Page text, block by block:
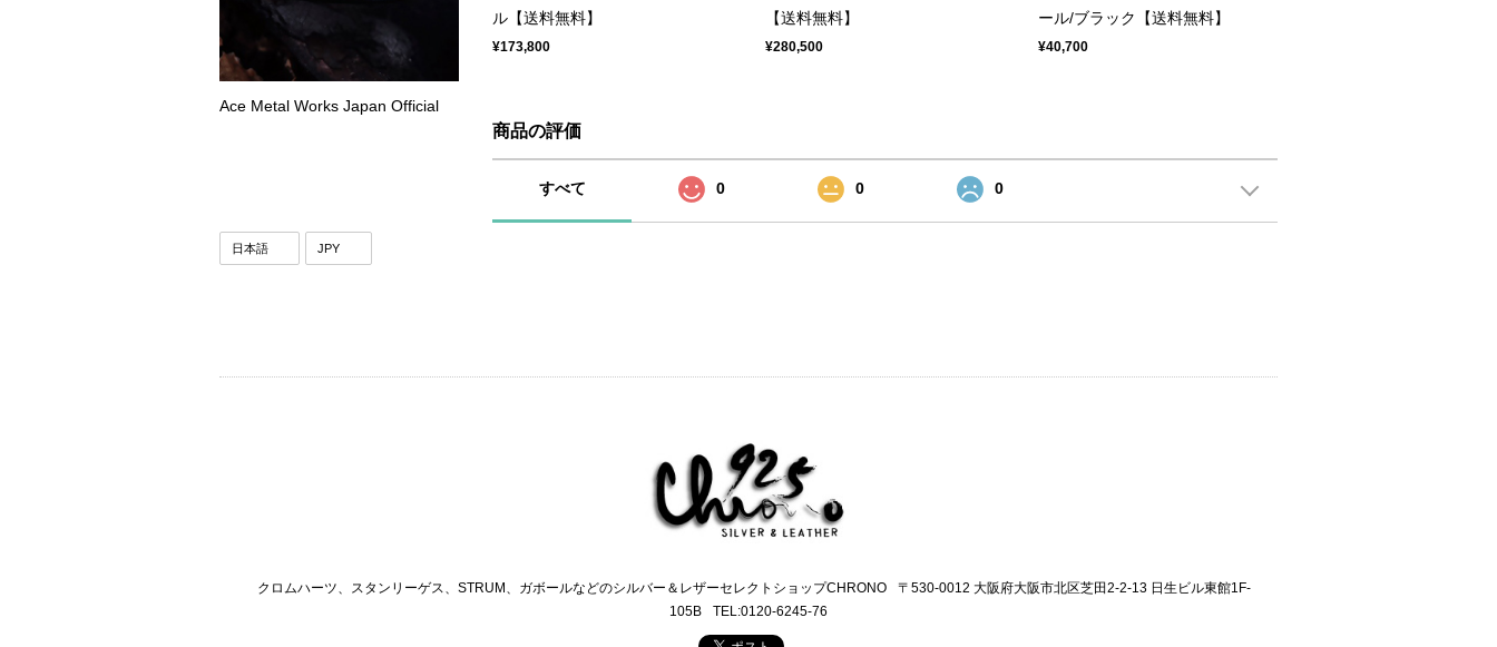
ル【送料無料】
¥173,800
【送料無料】
¥280,500
ール/ブラック【送料無料】
¥40,700
商品の評価
すべて 0 0 0
Ace Metal Works Japan Official
クロムハーツ、スタンリーゲス、STRUM、ガボールなどのシルバー＆レザーセレクトショップCHRONO
〒530-0012 大阪府大阪市北区芝田2-2-13 日生ビル東館1F-
105B
TEL:0120-6245-76